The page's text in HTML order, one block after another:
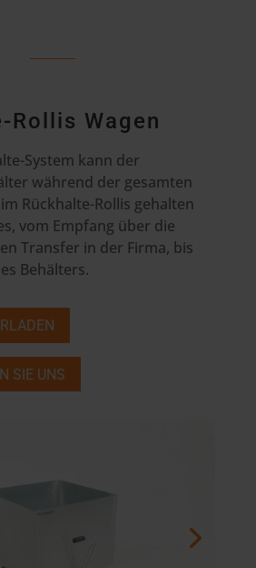
Rollis Wagen
System kann der
während der gesamten
Rückhalte-Rollis gehalten
vom Empfang über die
Transfer in der Firma, bis
Behälters.
SIE UNS